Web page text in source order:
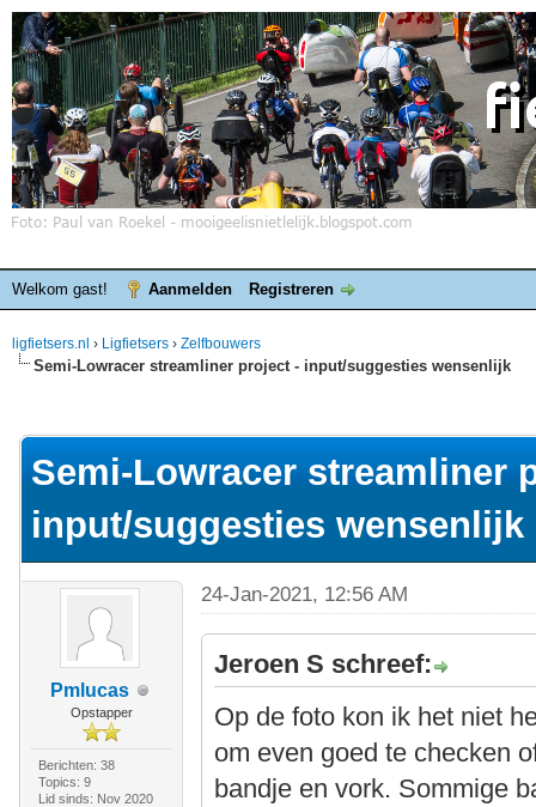
Welkom gast! Aanmelden Registreren
ligfietsers.nl › Ligfietsers › Zelfbouwers
Semi-Lowracer streamliner project - input/suggesties wensenlijk
Semi-Lowracer streamliner
input/suggesties wensenlijk
Pmlucas
Opstapper
Berichten: 38
Topics: 9
Lid sinds: Nov 2020
24-Jan-2021, 12:56 AM
Jeroen S schreef:
Op de foto kon ik het niet
om even goed te checken
bandje en vork. Sommige